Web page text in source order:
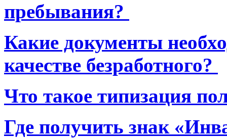
пребывания?
Какие документы
качестве безработного?
Что такое типизация
Где получить знак